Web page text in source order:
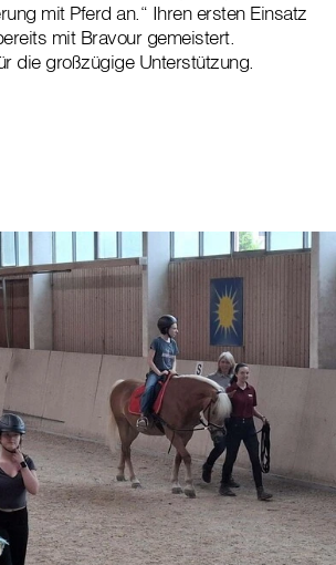
mit Pferd an.“ Ihren ersten Einsatz
mit Bravour gemeistert.
die großzügige Unterstützung.